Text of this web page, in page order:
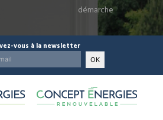
démarche
vous à la newsletter
OK